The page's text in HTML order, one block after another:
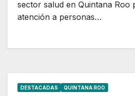
sector salud en Quintana Roo
atención a personas…
DESTACADAS QUINTANA ROO